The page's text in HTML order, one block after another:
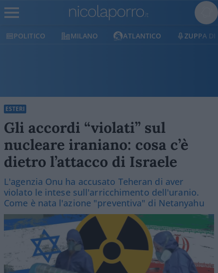
MILANO ATLANTICO ZUPPA DI PORRO
ESTERI
Gli accordi “violati” sul
nucleare iraniano: cosa c’è
dietro l’attacco di Israele
L'agenzia Onu ha accusato Teheran di aver
violato le intese sull'arricchimento dell'uranio.
Come è nata l'azione "preventiva" di Netanyahu